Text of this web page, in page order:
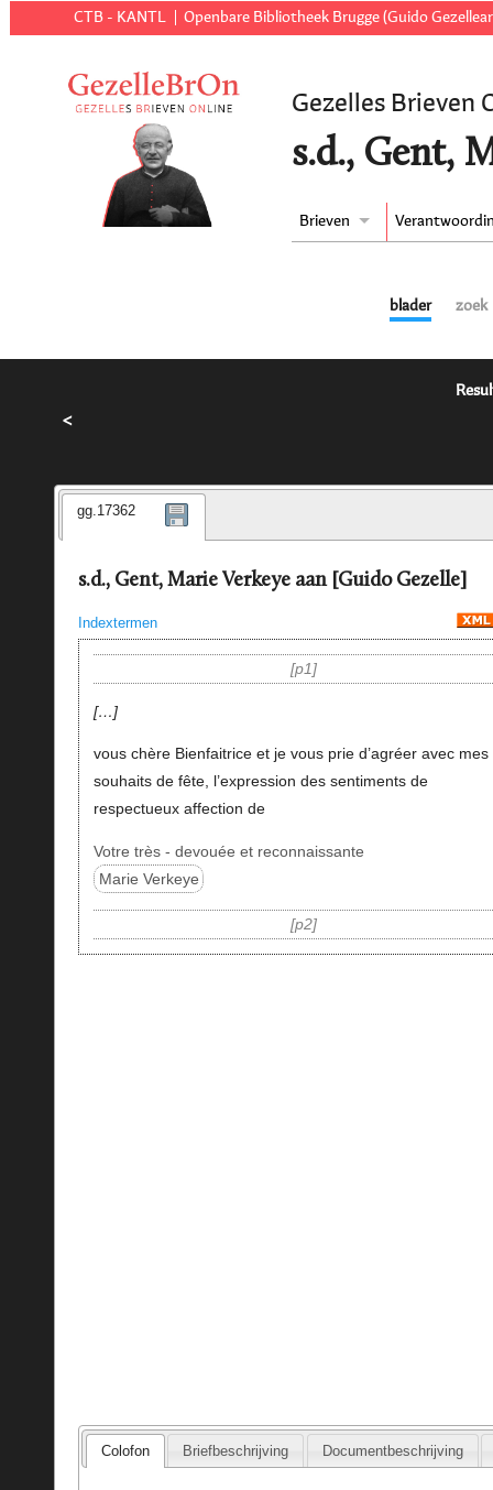
CTB - KANTL Openbare Bibliotheek Brugge (Guido
Gezelles Brieven
s.d., Gent,
Brieven
blader zoek
<
gg.17362
s.d., Gent, Marie Verkeye aan [Guido Gezelle]
Indextermen
p1
…
vous chère Bienfaitrice et je vous prie d’agréer avec mes
souhaits de fête, l’expression des sentiments de
respectueux affection de
Votre très - devouée et reconnaissante
Marie Verkeye
p2
Colofon Briefbeschrijving Documentbeschrijving